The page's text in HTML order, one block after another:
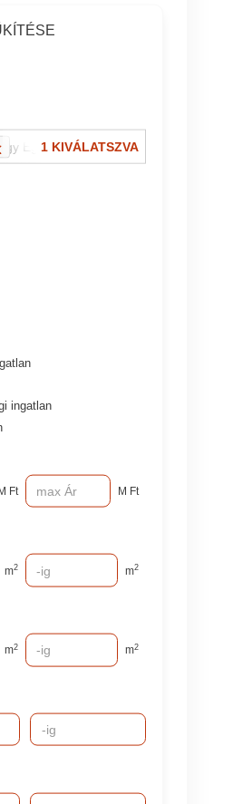
Eger, Dobó utca
1 KIVÁLATSZVA
ingatlan
M Ft M Ft
m2 m2
m2 m2